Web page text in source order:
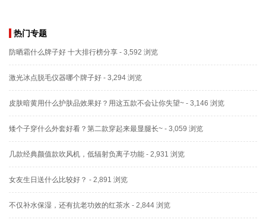
热门专题
防晒霜什么牌子好 十大排行榜分享 - 3,592 浏览
激光冰点脱毛仪器哪个牌子好 - 3,294 浏览
皮肤暗黄用什么护肤品效果好？用这五款不会让你失望~ - 3,146 浏览
矮个子穿什么外套好看？第二款穿起来最显腿长~ - 3,059 浏览
几款经典颜值款吹风机，低辐射负离子功能 - 2,931 浏览
女友生日送什么比较好？ - 2,891 浏览
不仅补水保湿，还有抗老功效的红茶水 - 2,844 浏览